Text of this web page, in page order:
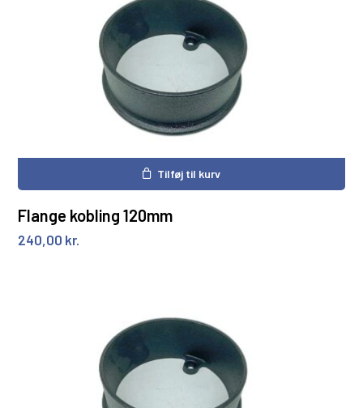
Tilføj til kurv
Flange kobling 120mm
240,00 kr.